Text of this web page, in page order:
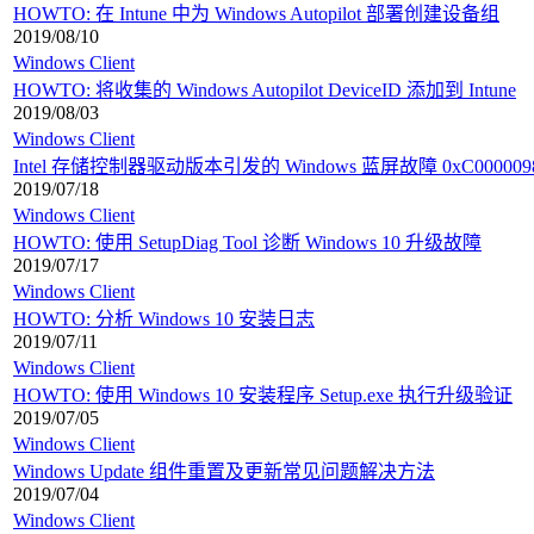
HOWTO: 在 Intune 中为 Windows Autopilot 部署创建设备组
2019/08/10
Windows Client
HOWTO: 将收集的 Windows Autopilot DeviceID 添加到 Intune
2019/08/03
Windows Client
Intel 存储控制器驱动版本引发的 Windows 蓝屏故障
2019/07/18
Windows Client
HOWTO: 使用 SetupDiag Tool 诊断 Windows 10 升级故障
2019/07/17
Windows Client
HOWTO: 分析 Windows 10 安装日志
2019/07/11
Windows Client
HOWTO: 使用 Windows 10 安装程序 Setup.exe 执行升级验证
2019/07/05
Windows Client
Windows Update 组件重置及更新常见问题解决方法
2019/07/04
Windows Client